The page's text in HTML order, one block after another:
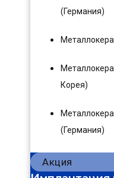
(Германия)
Корея)
(Германия)
Акция